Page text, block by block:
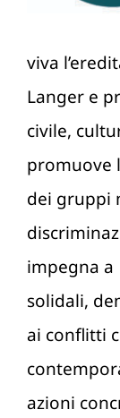
viva
Langer e
civile,
promuove
dei gruppi
impegna
solidali,
ai conflitti
azioni